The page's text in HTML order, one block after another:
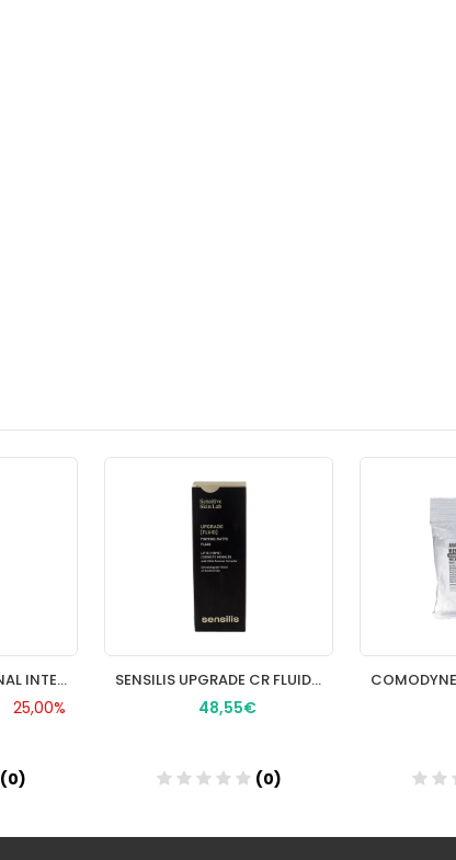
ISDINCEUTICS RETINAL INTENSE 1 ENVASE 50 ML
25,00%
(0)
SENSILIS UPGRADE CR FLUIDA DIA 50 ML
48,55€
(0)